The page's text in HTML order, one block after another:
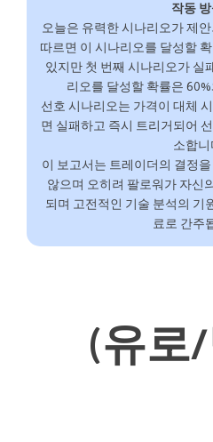
작동
오늘은 유력한 시나리오가 제
따르면 이 시나리오를 달성할
있지만 첫 번째 시나리오가 실
리오를 달성할 확률은
선호 시나리오는 가격이 대체
면 실패하고 즉시 트리거되어
소합니
이 보고서는 트레이더의 결정
않으며 오히려 팔로워가 자신
되며 고전적인 기술 분석의 기
료로 간주
(유로